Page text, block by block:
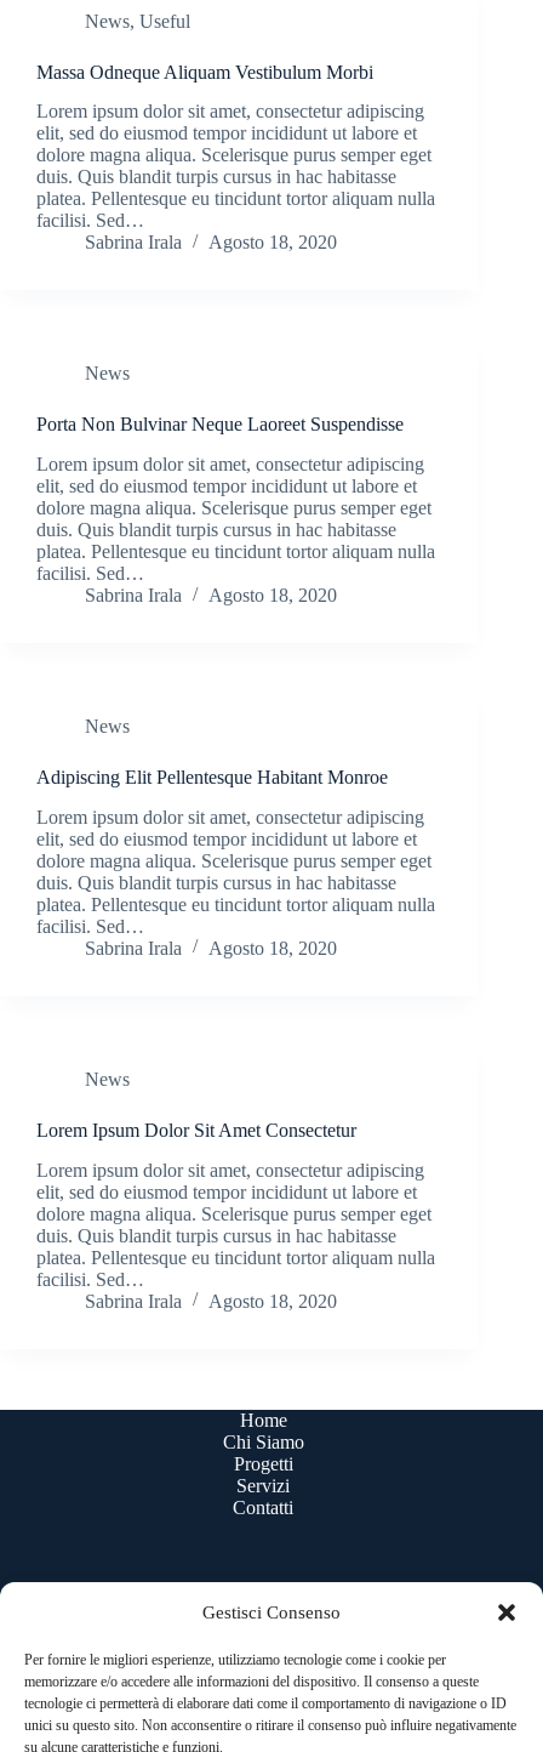
Gestisci Consenso
Per fornire le migliori esperienze, utilizziamo tecnologie come i cookie per
memorizzare e/o accedere alle informazioni del dispositivo. Il consenso a queste
tecnologie ci permetterà di elaborare dati come il comportamento di navigazione o ID
unici su questo sito. Non acconsentire o ritirare il consenso può influire negativamente
su alcune caratteristiche e funzioni.
News, Useful
Massa Odneque Aliquam Vestibulum Morbi
Lorem ipsum dolor sit amet, consectetur adipiscing
elit, sed do eiusmod tempor incididunt ut labore et
dolore magna aliqua. Scelerisque purus semper eget
duis. Quis blandit turpis cursus in hac habitasse
platea. Pellentesque eu tincidunt tortor aliquam nulla
facilisi. Sed…
Sabrina Irala
Agosto 18, 2020
News
Porta Non Bulvinar Neque Laoreet Suspendisse
Lorem ipsum dolor sit amet, consectetur adipiscing
elit, sed do eiusmod tempor incididunt ut labore et
dolore magna aliqua. Scelerisque purus semper eget
duis. Quis blandit turpis cursus in hac habitasse
platea. Pellentesque eu tincidunt tortor aliquam nulla
facilisi. Sed…
Sabrina Irala
Agosto 18, 2020
News
Adipiscing Elit Pellentesque Habitant Monroe
Lorem ipsum dolor sit amet, consectetur adipiscing
elit, sed do eiusmod tempor incididunt ut labore et
dolore magna aliqua. Scelerisque purus semper eget
duis. Quis blandit turpis cursus in hac habitasse
platea. Pellentesque eu tincidunt tortor aliquam nulla
facilisi. Sed…
Sabrina Irala
Agosto 18, 2020
News
Lorem Ipsum Dolor Sit Amet Consectetur
Lorem ipsum dolor sit amet, consectetur adipiscing
elit, sed do eiusmod tempor incididunt ut labore et
dolore magna aliqua. Scelerisque purus semper eget
duis. Quis blandit turpis cursus in hac habitasse
platea. Pellentesque eu tincidunt tortor aliquam nulla
facilisi. Sed…
Sabrina Irala
Agosto 18, 2020
Home
Chi Siamo
Progetti
Servizi
Contatti
Strada del Portone 129 - GRUGLIASCO (TO)
Telefono
+39 011.411.92.65
Email:
stielsrl@tin.it / stiel@legalmail.it